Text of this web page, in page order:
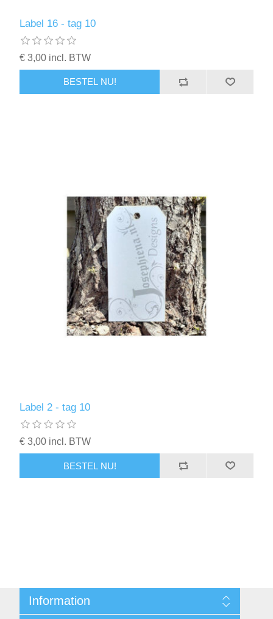
Label 16 - tag 10
€ 3,00 incl. BTW
BESTEL NU!
Label 2 - tag 10
€ 3,00 incl. BTW
BESTEL NU!
Information